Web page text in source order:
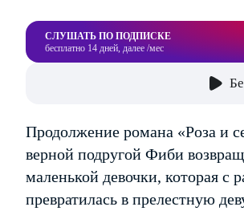
СЛУШАТЬ ПО ПОДПИСКЕ
бесплатно 14 дней, далее /мес
Продолжение романа «Роза и
верной подругой Фиби
маленькой девочки, которая с
превратилась в прелестную